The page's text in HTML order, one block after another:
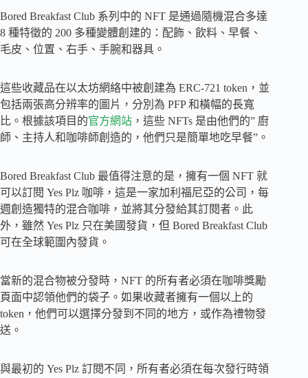
Bored Breakfast Club 系列中的 NFT 是通過隨機混合多達
8 種特徵的 200 多種變體創建的：配飾、飲料、早餐、
毛皮、位置、右手、手腕和器具。
這些收藏品在以太坊網絡中被創建為 ERC-721 token，並
包括兩張高分辨率的圖片，分別為 PFP 和橫幅的長寬
比。根據該項目的官方網站 ，這些 NFTs 是由他們的” 廚
師、主持人和咖啡師創造的，他們只是簡單地吃早餐”。
Bored Breakfast Club 最值得注意的是，擁有一個 NFT 就
可以訂閱 Yes Plz 咖啡，這是一家加利福尼亞的公司，每
週創造獨特的混合咖啡，並將其分發給其訂閱者。此
外，雖然 Yes Plz 只在美國發貨，但 Bored Breakfast Club
可在全球範圍內發貨。
當新的混合物被分發時，NFT 的所有者必須在咖啡獎勵
頁面中認領他們的袋子。如果收藏者擁有一個以上的
token，他們可以選擇分發到不同的地方，或作為禮物發
送。
與最初的 Yes Plz 訂閱不同，所有者必須在每次發行時領